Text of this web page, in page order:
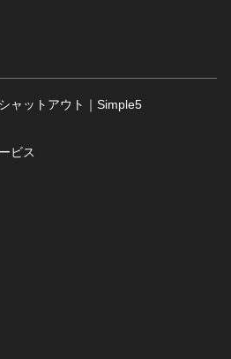
ャットアウト｜Simple5
ビス